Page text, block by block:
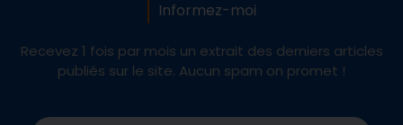
Informez-moi
Recevez 1 fois par mois un extrait des derniers articles
publiés sur le site. Aucun spam on promet !